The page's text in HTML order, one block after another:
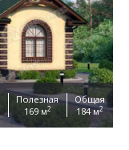
Полезная
169 м2
Общая
184 м2